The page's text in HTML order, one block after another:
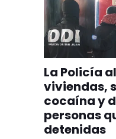
La Policía
viviendas,
cocaína y
personas
detenidas